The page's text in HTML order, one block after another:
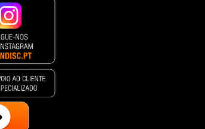
ONDISC
Empresas
Nosso Revendedor